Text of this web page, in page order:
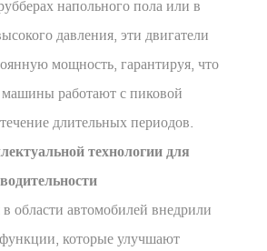
напольного пола или в
давления, эти двигатели
мощность, гарантируя, что
машины работают с пиковой
длительных периодов.
технологии для
области автомобилей внедрили
которые улучшают